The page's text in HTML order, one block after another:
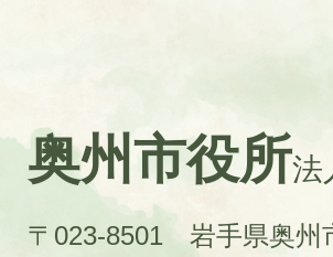
奥州市役所法
〒023-8501 岩手県奥州